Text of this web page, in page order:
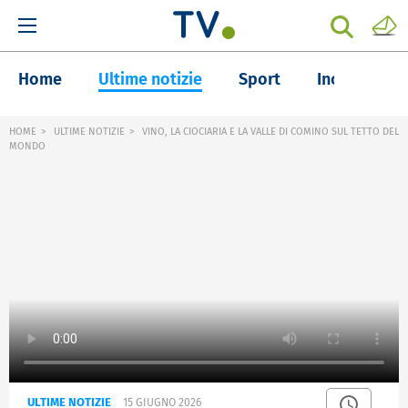
Home Ultime notizie Sport Inchieste
HOME ULTIME NOTIZIE
VINO, LA CIOCIARIA E LA VALLE DI COMINO SUL TETTO DEL
MONDO
ULTIME NOTIZIE 15 GIUGNO 2026